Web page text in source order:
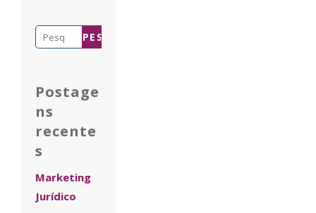
Pesquisar
Postage
ns
recente
s
Marketing
Jurídico